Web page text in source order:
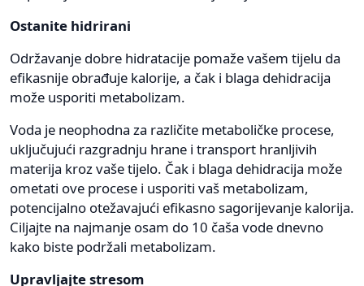
Ostanite hidrirani
Održavanje dobre hidratacije pomaže vašem tijelu da
efikasnije obrađuje kalorije, a čak i blaga dehidracija
može usporiti metabolizam.
Voda je neophodna za različite metaboličke procese,
uključujući razgradnju hrane i transport hranljivih
materija kroz vaše tijelo. Čak i blaga dehidracija može
ometati ove procese i usporiti vaš metabolizam,
potencijalno otežavajući efikasno sagorijevanje kalorija.
Ciljajte na najmanje osam do 10 čaša vode dnevno
kako biste podržali metabolizam.
Upravljajte stresom